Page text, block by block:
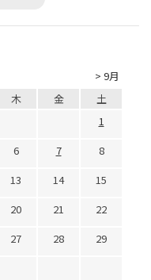
> 9月
木 金
土
1
6 7
8
13 14
15
20 21
22
27 28
29